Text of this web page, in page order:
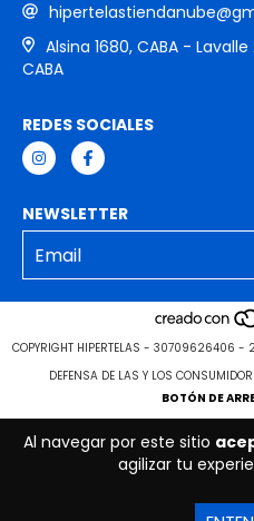
Al navegar por este sitio
agilizar tu
Alsina 1680, CABA -
CABA
REDES SOCIALES
NEWSLETTER
COPYRIGHT HIPERTELAS - 30709626406 -
DEFENSA DE LAS Y LOS
BOTÓN DE